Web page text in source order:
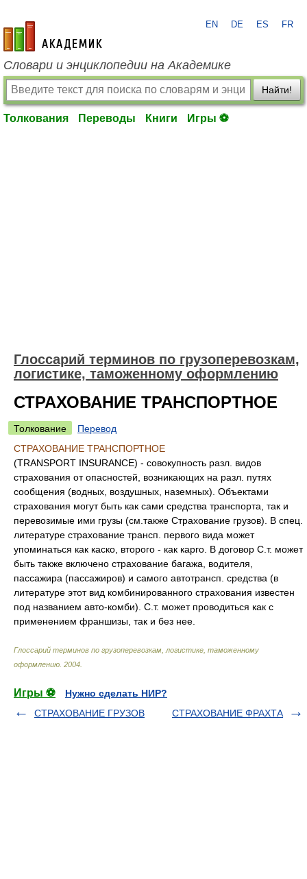
academic.ru
EN DE ES FR
Словари и энциклопедии на Академике
Найти!
Толкования Переводы Книги Игры ⚽
Глоссарий терминов по грузоперевозкам,
логистике, таможенному оформлению
СТРАХОВАНИЕ ТРАНСПОРТНОЕ
Толкование
Перевод
СТРАХОВАНИЕ ТРАНСПОРТНОЕ
(TRANSPORT INSURANCE) - совокупность разл. видов
страхования от опасностей, возникающих на разл. путях
сообщения (водных, воздушных, наземных). Объектами
страхования могут быть как сами средства транспорта, так и
перевозимые ими грузы (см.также Страхование грузов). В спец.
литературе страхование трансп. первого вида может
упоминаться как каско, второго - как карго. В договор С.т. может
быть также включено страхование багажа, водителя,
пассажира (пассажиров) и самого автотрансп. средства (в
литературе этот вид комбинированного страхования известен
под названием авто-комби). С.т. может проводиться как с
применением франшизы, так и без нее.
Глоссарий терминов по грузоперевозкам, логистике, таможенному
оформлению 2004
Игры ⚽
Нужно сделать НИР?
СТРАХОВАНИЕ ГРУЗОВ
СТРАХОВАНИЕ ФРАХТА